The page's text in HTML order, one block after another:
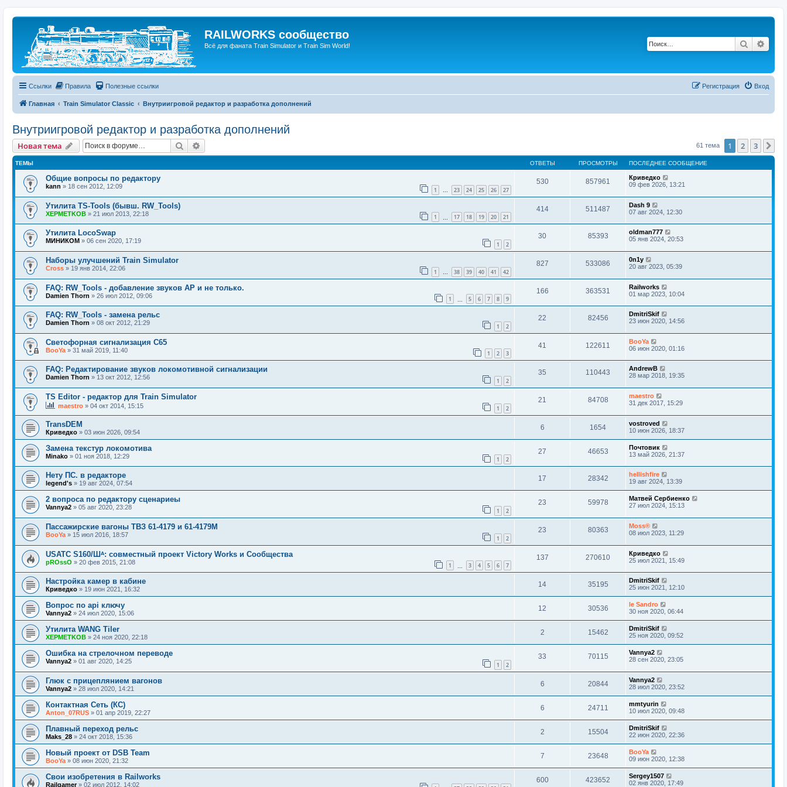
RAILWORKS сообщество
Всё для фаната Train Simulator и Train Sim World! Поиск
Ссылки Правила Полезные ссылки Вход
Регистрация
Главная Train Simulator Classic Внутриигровой редактор и разработка дополнений
Внутриигровой редактор и разработка дополнений
Новая тема Поиск 61 тема 1 2 3
ТЕМЫ ОТВЕТЫ ПРОСМОТРЫ ПОСЛЕДНЕЕ СООБЩЕНИЕ
Общие вопросы по редактору
kann » 18 сен 2012, 12:09 1 … 23 24 25 26 27
530 857961
Криведко
09 фев 2026, 13:21
Утилита TS-Tools (бывш. RW_Tools)
XEPMETKOB » 21 июл 2013, 22:18 1 17 18 19 20 21
414 511487
Dash 9
07 авг 2024, 12:30
Утилита LocoSwap
МИНИКОМ » 06 сен 2020, 17:19 1 2
30 85393
oldman777
05 янв 2024, 20:53
Наборы улучшений Train Simulator
Cross » 19 янв 2014, 22:06 1 … 38 39 40 41 42
827 533086
0n1y
20 авг 2023, 05:39
FAQ: RW_Tools - добавление звуков AP и не только.
Damien Thorn » 26 июл 2012, 09:06 1 5 6 7 8 9
166 363531
Railworks
01 мар 2023, 10:04
FAQ: RW_Tools - замена рельс
Damien Thorn » 08 окт 2012, 21:29 1 2
22 82456
DmitriSkif
23 июн 2020, 14:56
Светофорная сигнализация С65
BooYa » 31 май 2019, 11:40 1 2 3
41 122611
BooYa
06 июн 2020, 01:16
FAQ: Редактирование звуков локомотивной сигнализации
Damien Thorn » 13 окт 2012, 12:56 1 2
35 110443
AndrewB
28 мар 2018, 19:35
TS Editor - редактор для Train Simulator
maestro » 04 окт 2014, 15:15 1 2
21 84708
maestro
31 дек 2017, 15:29
TransDEM
Криведко » 03 июн 2026, 09:54
6 1654
vostroved
10 июн 2026, 18:37
Замена текстур локомотива
Minako » 01 ноя 2018, 12:29 1 2
27 46653
Почтовик
13 май 2026, 21:37
Нету ПС. в редакторе
legend's » 19 авг 2024, 07:54
17 28342
hellishfire
19 авг 2024, 13:39
2 вопроса по редактору сценариеы
Vannya2 » 05 авг 2020, 23:28 1 2
23 59978
Матвей Сербиенко
27 июл 2024, 15:13
Пассажирские вагоны ТВЗ 61-4179 и 61-4179М
BooYa » 15 июл 2016, 18:57 1 2
23 80363
Moss®
08 июл 2023, 11:29
USATC S160/Шᴬ: совместный проект Victory Works и Сообщества
pROssO » 20 фев 2015, 21:08 1 3 4 5 6 7
137 270610
Криведко
25 июл 2021, 15:49
Настройка камер в кабине
Криведко » 19 июн 2021, 16:32
14 35195
DmitriSkif
25 июн 2021, 12:10
Вопрос по api ключу
Vannya2 » 24 июл 2020, 15:06
12 30536
le Sandro
30 ноя 2020, 06:44
Утилита WANG Tiler
XEPMETKOB » 24 ноя 2020, 22:18
2 15462
DmitriSkif
25 ноя 2020, 09:52
Ошибка на стрелочном переводе
Vannya2 » 01 авг 2020, 14:25 1 2
33 70115
Vannya2
28 сен 2020, 23:05
Глюк с прицеплянием вагонов
Vannya2 » 28 июл 2020, 14:21
6 20844
Vannya2
28 июл 2020, 23:52
Контактная Сеть (КС)
Anton_07RUS » 01 апр 2019, 22:27
6 24711
mmtyurin
10 июл 2020, 09:48
Плавный переход рельс
Maks_28 » 24 окт 2018, 15:36
2 15504
DmitriSkif
22 июн 2020, 22:36
Новый проект от DSB Team
BooYa » 08 июн 2020, 21:32
7 23648
BooYa
09 июн 2020, 12:38
Свои изобретения в Railworks
Railgamer» 02 июл 2012, 14:02
600 423652
Sergey1507
02 янв 2020, 17:49